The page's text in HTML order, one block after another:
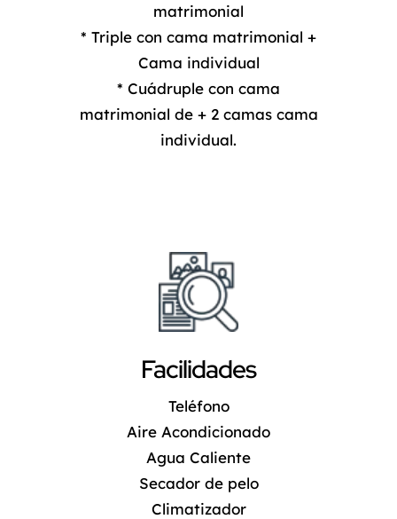
matrimonial
* Triple con cama matrimonial +
Cama individual
* Cuádruple con cama
matrimonial de + 2 camas cama
individual.
Facilidades
Teléfono
Aire Acondicionado
Agua Caliente
Secador de pelo
Climatizador